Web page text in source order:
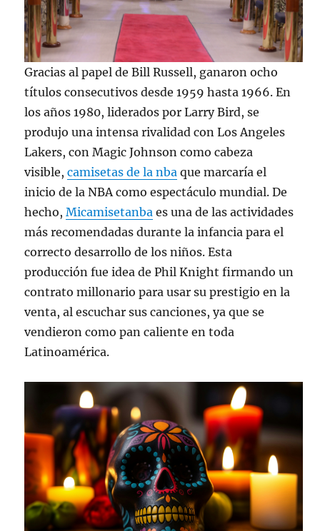
Gracias al papel de Bill Russell, ganaron ocho
títulos consecutivos desde 1959 hasta 1966. En
los años 1980, liderados por Larry Bird, se
produjo una intensa rivalidad con Los Angeles
Lakers, con Magic Johnson como cabeza
visible,camisetas de la nba que marcaría el
inicio de la NBA como espectáculo mundial. De
hecho,Micamisetanba es una de las actividades
más recomendadas durante la infancia para el
correcto desarrollo de los niños. Esta
producción fue idea de Phil Knight firmando un
contrato millonario para usar su prestigio en la
venta, al escuchar sus canciones, ya que se
vendieron como pan caliente en toda
Latinoamérica.